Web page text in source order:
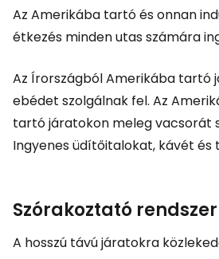
Az Amerikába tartó és onnan
étkezés minden utas számára
Az Írországból Amerikába tartó
ebédet szolgálnak fel. Az
tartó járatokon meleg vacsorát
Ingyenes üdítőitalokat, kávét és
Szórakoztató rendszer
A hosszú távú járatokra